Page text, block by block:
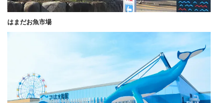
はまだお魚市場